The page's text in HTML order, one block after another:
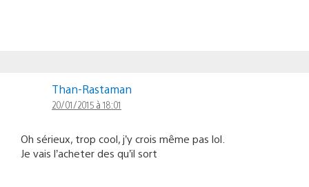
Than-Rastaman
20/01/2015 à 18:01
Oh sérieux, trop cool, j’y crois même pas lol.
Je vais l’acheter des qu’il sort